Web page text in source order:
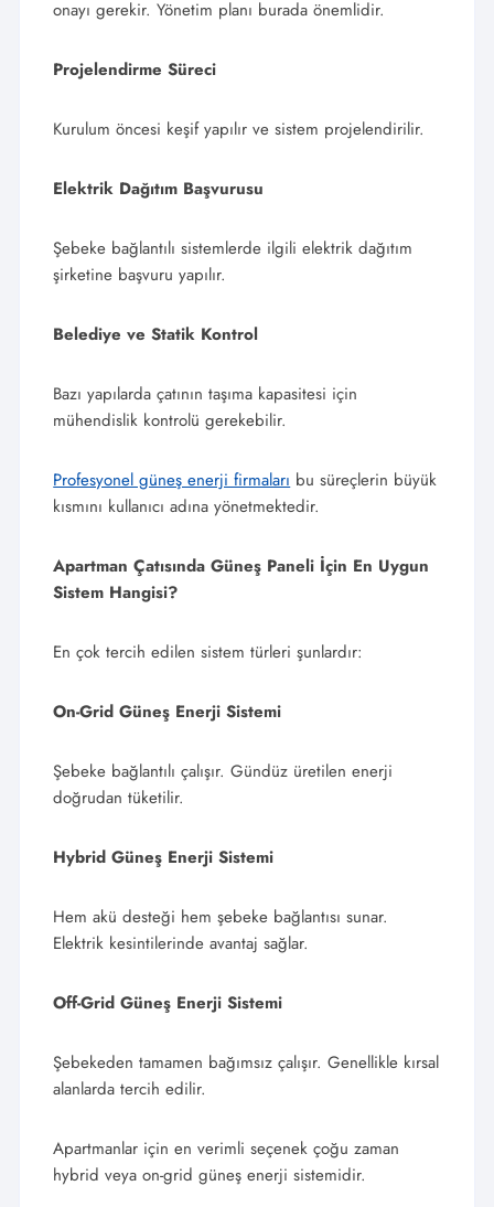
onayı gerekir. Yönetim planı burada önemlidir.
Projelendirme Süreci
Kurulum öncesi keşif yapılır ve sistem projelendirilir.
Elektrik Dağıtım Başvurusu
Şebeke bağlantılı sistemlerde ilgili elektrik dağıtım
şirketine başvuru yapılır.
Belediye ve Statik Kontrol
Bazı yapılarda çatının taşıma kapasitesi için
mühendislik kontrolü gerekebilir.
Profesyonel güneş enerji firmaları bu süreçlerin büyük
kısmını kullanıcı adına yönetmektedir.
Apartman Çatısında Güneş Paneli İçin En Uygun
Sistem Hangisi?
En çok tercih edilen sistem türleri şunlardır:
On-Grid Güneş Enerji Sistemi
Şebeke bağlantılı çalışır. Gündüz üretilen enerji
doğrudan tüketilir.
Hybrid Güneş Enerji Sistemi
Hem akü desteği hem şebeke bağlantısı sunar.
Elektrik kesintilerinde avantaj sağlar.
Off-Grid Güneş Enerji Sistemi
Şebekeden tamamen bağımsız çalışır. Genellikle kırsal
alanlarda tercih edilir.
Apartmanlar için en verimli seçenek çoğu zaman
hybrid veya on-grid güneş enerji sistemidir.